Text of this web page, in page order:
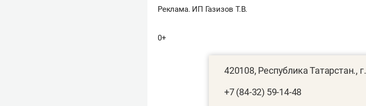
Реклама. ИП Газизов Т.В.
0+
420108, Республика Татарстан.,
+7 (84-32) 59-14-48